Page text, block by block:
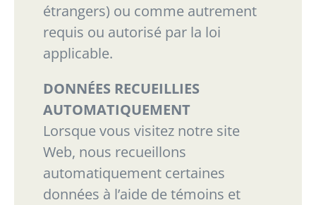
étrangers) ou comme autrement
requis ou autorisé par la loi
applicable.
DONNÉES RECUEILLIES
AUTOMATIQUEMENT
Lorsque vous visitez notre site
Web, nous recueillons
automatiquement certaines
données à l’aide de témoins et